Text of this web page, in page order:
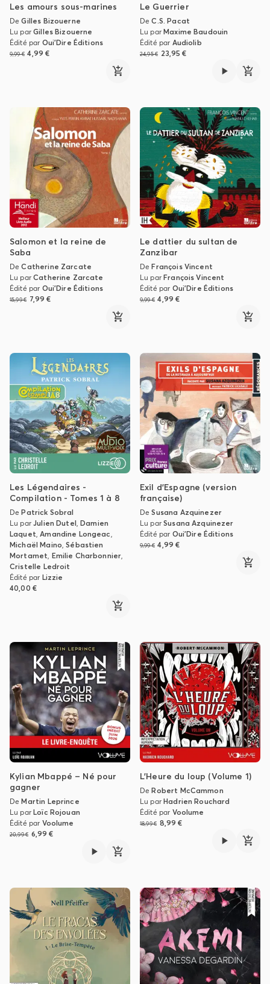
Les amours sous-marines
DeGilles Bizouerne
Lu parGilles Bizouerne
Édité par Oui'Dire Éditions
9,99 € 4,99 €
Le Guerrier
DeC.S. Pacat
Lu parMaxime Baudouin
Édité par Audiolib
24,95 € 23,95 €
Salomon et la reine de
Saba
DeCatherine Zarcate
Lu parCatherine Zarcate
Édité par Oui'Dire Éditions
15,99 € 7,99 €
Le dattier du sultan de
Zanzibar
DeFrançois Vincent
Lu parFrançois Vincent
Édité par Oui'Dire Éditions
9,99 € 4,99 €
Les Légendaires -
Compilation - Tomes 1 à 8
DePatrick Sobral
Lu parJulien Dutel,Damien
Laquet,Amandine Longeac,
Michaël Maino,Sébastien
Mortamet, Emilie Charbonnier,
Cristelle Ledroit
Édité par Lizzie
40,00 €
Exil d'Espagne (version
française)
DeSusana Azquinezer
Lu parSusana Azquinezer
Édité par Oui'Dire Éditions
9,99 € 4,99 €
Kylian Mbappé – Né pour
gagner
DeMartin Leprince
Lu parLoïc Rojouan
Édité par Voolume
20,99 € 6,99 €
L'Heure du loup (Volume 1)
DeRobert McCammon
Lu parHadrien Rouchard
Édité par Voolume
18,99 € 8,99 €